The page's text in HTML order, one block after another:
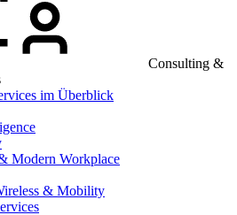
Consulting &
im Überblick
Modern Workplace
& Mobility